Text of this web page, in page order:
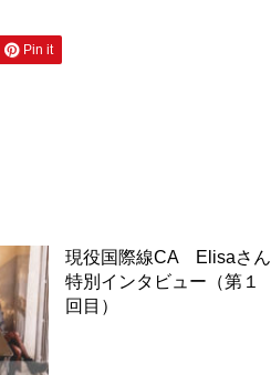
Pin it
現役国際線CA Elisaさん
特別インタビュー（第１
回目）